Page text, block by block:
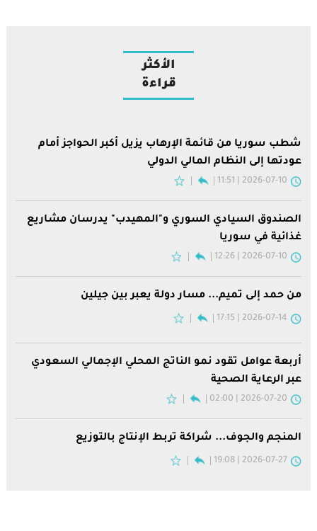
الأكثر
قراءة
شطب سوريا من قائمة الإرهاب يزيل أكبر الحواجز أمام
عودتها إلى النظام المالي الدولي
2026-07-10 | 11:51
الصندوق السيادي السوري و"المهيدب" يدرسان مشاريع
غذائية في سوريا
2026-07-10 | 12:26
من حمد إلى تميم... مسار دولة يعبر بين جيلين
2026-07-14 | 17:15
أربعة عوامل تقود نمو الناتج المحلي الإجمالي السعودي
عبر الرعاية الصحية
2026-07-20 | 02:00
المنجم والجوف... شراكة تربط الإنتاج بالتوزيع
2026-07-27 | 19:08